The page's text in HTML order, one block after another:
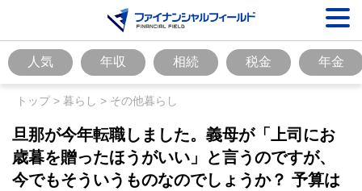
人気 年収 相続 税金 年金
トップ> 暮らし > その他暮らし
旦那が今年転職しました。義母が「上司にお
歳暮を贈ったほうがいい」と言うのですが、
今でもそういうものなのでしょうか？ 予算は